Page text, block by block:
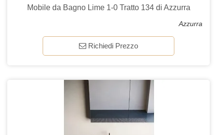
Mobile da Bagno Lime 1-0 Tratto 134 di Azzurra
Azzurra
Richiedi Prezzo